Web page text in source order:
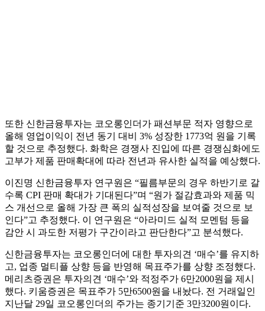
또한 신한금융투자는 코오롱인더가 패션부문 적자 영향으로
올해 영업이익이 전년 동기 대비 3% 성장한 1773억 원을 기록
할 것으로 추정했다. 화학은 경쟁사 진입에 따른 경쟁심화에도
고부가 제품 판매확대에 따라 전년과 유사한 실적을 예상했다.
이진명 신한금융투자 연구원은 “필름부문의 경우 하반기로 갈
수록 CPI 판매 확대가 기대된다”며 “원가 절감효과와 제품 믹
스 개선으로 올해 가장 큰 폭의 실적성장을 보여줄 것으로 보
인다”고 추정했다. 이 연구원은 “아라미드 실적 모멘텀 등을
감안 시 과도한 저평가 구간이라고 판단한다”고 분석했다.
신한금융투자는 코오롱인더에 대한 투자의견 ‘매수’를 유지하
고, 업종 멀티플 상향 등을 반영해 목표주가를 상향 조정했다.
메리츠증권은 투자의견 ‘매수’와 적정주가 6만2000원을 제시
했다. 키움증권은 목표주가 5만6500원을 내놨다. 전 거래일인
지난달 29일 코오롱인더의 주가는 종기기준 3만3200원이다.